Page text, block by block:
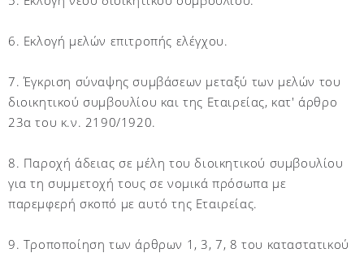
6. Εκλογή μελών επιτροπής ελέγχου.
7. Έγκριση σύναψης συμβάσεων μεταξύ των μελών του
διοικητικού συμβουλίου και της Εταιρείας, κατ' άρθρο
23α του κ.ν. 2190/1920.
8. Παροχή άδειας σε μέλη του διοικητικού συμβουλίου
για τη συμμετοχή τους σε νομικά πρόσωπα με
παρεμφερή σκοπό με αυτό της Εταιρείας.
9. Τροποποίηση των άρθρων 1, 3, 7, 8 του καταστατικού